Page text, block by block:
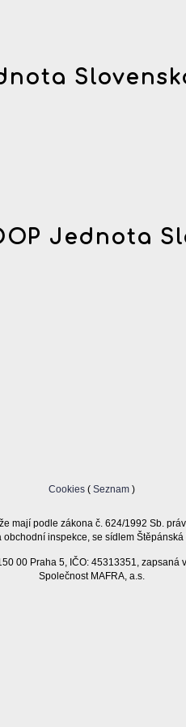
Jednota
Cookies (Seznam )
mají podle zákona č. 624/1992 Sb.
inspekce, se sídlem
00 Praha 5, IČO: 45313351,
Společnost MAFRA, a.s.